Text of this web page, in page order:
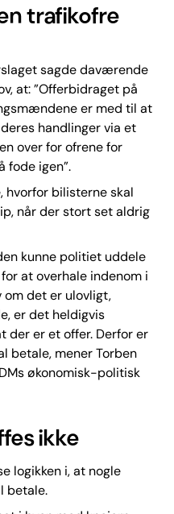
trafikofre
sagde daværende
at: ”Offerbidraget på
er med til at
handlinger via et
over for ofrene for
igen”.
hvorfor bilisterne skal
når der stort set aldrig
kunne politiet uddele
at overhale indenom i
det er ulovligt,
er det heldigvis
er et offer. Derfor er
betale, mener Torben
økonomisk-politisk
ikke
logikken i, at nogle
betale.